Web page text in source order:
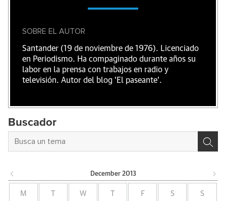
SOBRE EL AUTOR
Santander (19 de noviembre de 1976). Licenciado
en Periodismo. Ha compaginado durante años su
labor en la prensa con trabajos en radio y
televisión. Autor del blog 'El paseante'.
Buscador
December 2013
M W F S S